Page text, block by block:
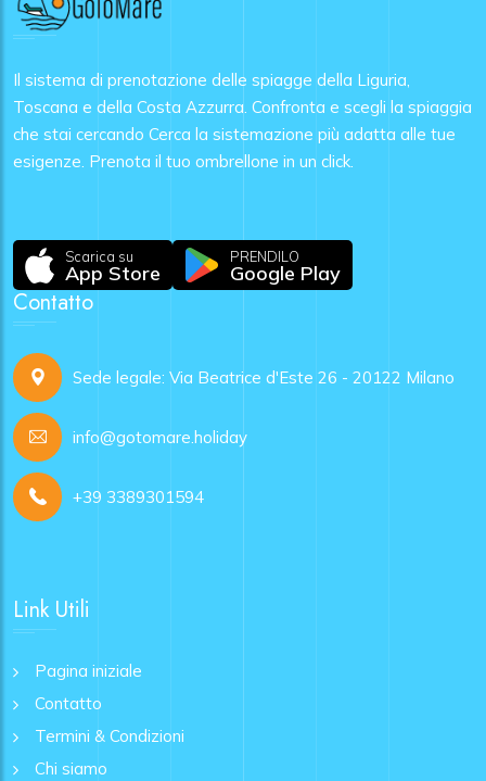
Il sistema di prenotazione delle spiagge della Liguria,
Toscana e della Costa Azzurra. Confronta e scegli la spiaggia
che stai cercando Cerca la sistemazione più adatta alle tue
esigenze. Prenota il tuo ombrellone in un click.
Scarica su
App Store
PRENDILO
Google Play
Contatto
Sede legale: Via Beatrice d'Este 26 - 20122 Milano
info@gotomare.holiday
+39 3389301594
Link Utili
Pagina iniziale
Contatto
Termini & Condizioni
Chi siamo